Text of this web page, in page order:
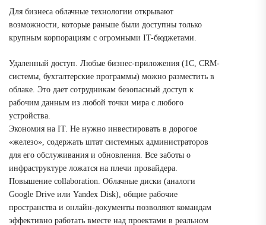
Для бизнеса облачные технологии открывают
возможности, которые раньше были доступны только
крупным корпорациям с огромными IT-бюджетами.
Удаленный доступ. Любые бизнес-приложения (1С, CRM-
системы, бухгалтерские программы) можно разместить в
облаке. Это дает сотрудникам безопасный доступ к
рабочим данным из любой точки мира с любого
устройства.
Экономия на IT. Не нужно инвестировать в дорогое
«железо», содержать штат системных администраторов
для его обслуживания и обновления. Все заботы о
инфраструктуре ложатся на плечи провайдера.
Повышение collaboration. Облачные диски (аналоги
Google Drive или Yandex Disk), общие рабочие
пространства и онлайн-документы позволяют командам
эффективно работать вместе над проектами в реальном